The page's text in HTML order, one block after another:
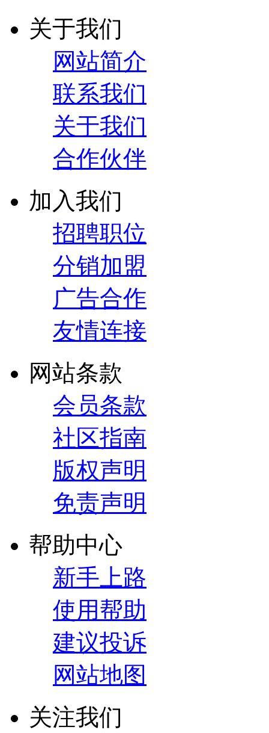
关于我们
网站简介
联系我们
关于我们
合作伙伴
加入我们
招聘职位
分销加盟
广告合作
友情连接
网站条款
会员条款
社区指南
版权声明
免责声明
帮助中心
新手上路
使用帮助
建议投诉
网站地图
关注我们